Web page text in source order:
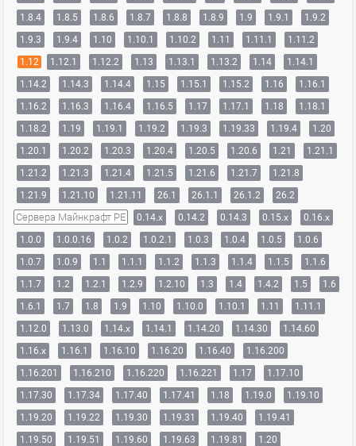
1.8.4
1.8.5 1.8.6 1.8.7 1.8.8 1.8.9 1.9 1.9.1
1.9.2
1.9.3
1.9.4 1.10 1.10.1 1.10.2 1.11 1.11.1
1.11.2
1.12
1.12.1 1.12.2 1.13 1.13.1 1.13.2 1.14
1.14.1
1.14.2
1.14.3 1.14.4 1.15 1.15.1 1.15.2 1.16
1.16.1
1.16.2
1.16.3 1.16.4 1.16.5 1.17 1.17.1 1.18
1.18.1
1.18.2
1.19 1.19.1 1.19.2 1.19.3 1.19.33 1.19.4
1.20
1.20.1
1.20.2 1.20.3 1.20.4 1.20.5 1.20.6 1.21
1.21.1
1.21.2
1.21.3 1.21.4 1.21.5 1.21.6 1.21.7
1.21.8
1.21.9
1.21.10 1.21.11 26.1 26.1.1 26.1.2 26.2
Сервера Майнкрафт PE 0.14.x 0.14.2 0.14.3 0.15.x
0.16.x
1.0.0
1.0.0.16 1.0.2 1.0.2.1 1.0.3 1.0.4 1.0.5
1.0.6
1.0.7
1.0.9 1.1 1.1.1 1.1.2 1.1.3 1.1.4 1.1.5
1.1.6
1.1.7
1.2 1.2.1 1.2.9 1.2.10 1.3 1.4 1.4.2 1.5
1.6
1.6.1
1.7 1.8 1.9 1.10 1.10.0 1.10.1 1.11
1.11.1
1.12.0
1.13.0 1.14.x 1.14.1 1.14.20 1.14.30
1.14.60
1.16.x
1.16.1 1.16.10 1.16.20 1.16.40
1.16.200
1.16.201
1.16.210 1.16.220 1.16.221 1.17
1.17.10
1.17.30
1.17.34 1.17.40 1.17.41 1.18 1.19.0
1.19.10
1.19.20
1.19.22 1.19.30 1.19.31 1.19.40
1.19.41
1.19.50
1.19.51 1.19.60 1.19.63 1.19.81 1.20